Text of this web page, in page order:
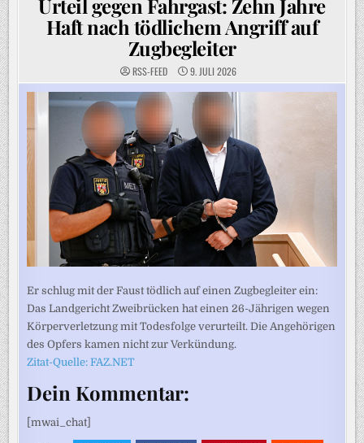
Urteil gegen Fahrgast: Zehn Jahre
Haft nach tödlichem Angriff auf
Zugbegleiter
RSS-FEED 9. JULI 2026
Er schlug mit der Faust tödlich auf einen Zugbegleiter ein:
Das Landgericht Zweibrücken hat einen 26-Jährigen wegen
Körperverletzung mit Todesfolge verurteilt. Die Angehörigen
des Opfers kamen nicht zur Verkündung.
Zitat-Quelle: FAZ.NET
Dein Kommentar:
[mwai_chat]